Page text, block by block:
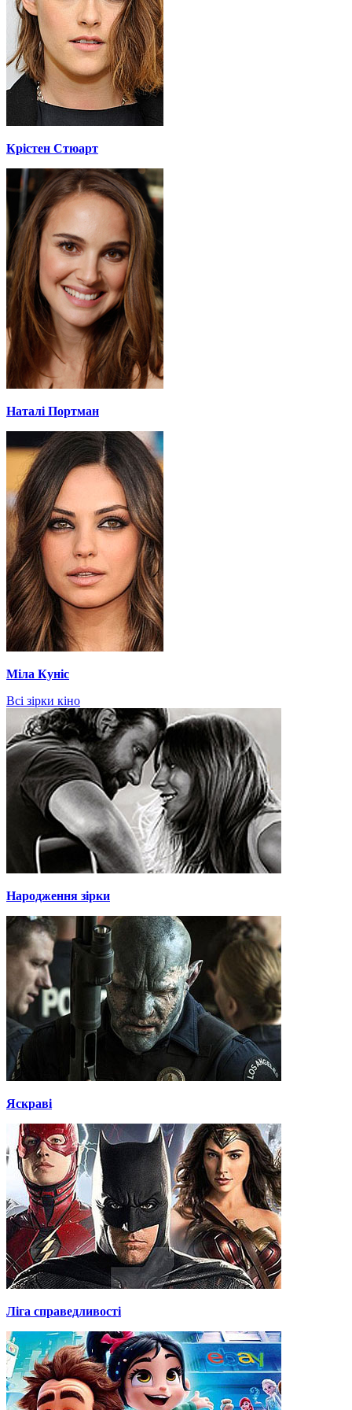
Крістен Стюарт
Наталі Портман
Міла Куніс
Всі зірки кіно
Народження зірки
Яскраві
Ліга справедливості